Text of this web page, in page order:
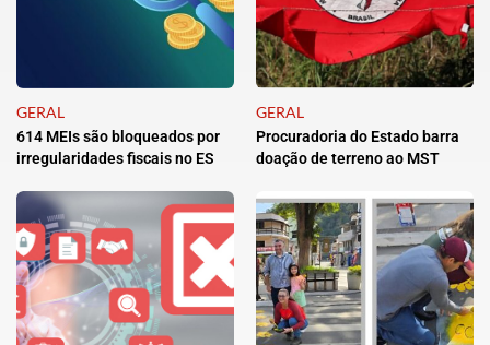
GERAL
614 MEIs são bloqueados por
irregularidades fiscais no ES
GERAL
Procuradoria do Estado barra
doação de terreno ao MST